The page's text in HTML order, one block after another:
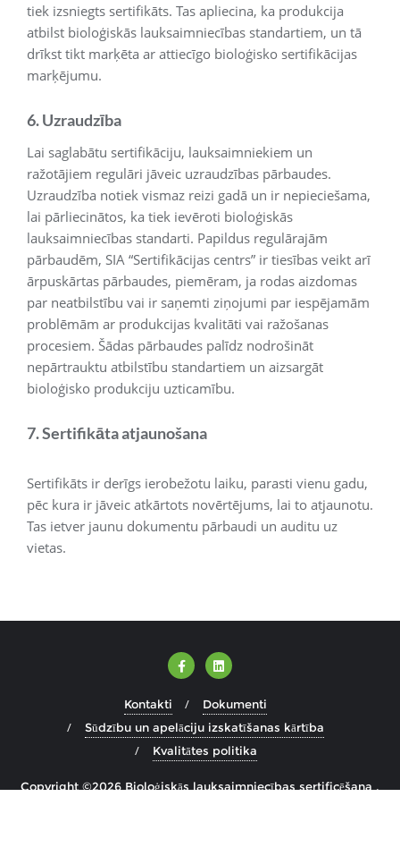
tiek izsniegts sertifikāts. Tas apliecina, ka produkcija
atbilst bioloģiskās lauksaimniecības standartiem, un tā
drīkst tikt marķēta ar attiecīgo bioloģisko sertifikācijas
marķējumu.
6. Uzraudzība
Lai saglabātu sertifikāciju, lauksaimniekiem un
ražotājiem regulāri jāveic uzraudzības pārbaudes.
Uzraudzība notiek vismaz reizi gadā un ir nepieciešama,
lai pārliecinātos, ka tiek ievēroti bioloģiskās
lauksaimniecības standarti. Papildus regulārajām
pārbaudēm, SIA “Sertifikācijas centrs” ir tiesības veikt arī
ārpuskārtas pārbaudes, piemēram, ja rodas aizdomas
par neatbilstību vai ir saņemti ziņojumi par iespējamām
problēmām ar produkcijas kvalitāti vai ražošanas
procesiem. Šādas pārbaudes palīdz nodrošināt
nepārtrauktu atbilstību standartiem un aizsargāt
bioloģisko produkciju uzticamību.
7. Sertifikāta atjaunošana
Sertifikāts ir derīgs ierobežotu laiku, parasti vienu gadu,
pēc kura ir jāveic atkārtots novērtējums, lai to atjaunotu.
Tas ietver jaunu dokumentu pārbaudi un auditu uz
vietas.
Kontakti
Dokumenti
Sūdzību un apelāciju izskatīšanas kārtība
Kvalitātes politika
Copyright ©2026 Bioloģiskās lauksaimniecības sertificēšana .